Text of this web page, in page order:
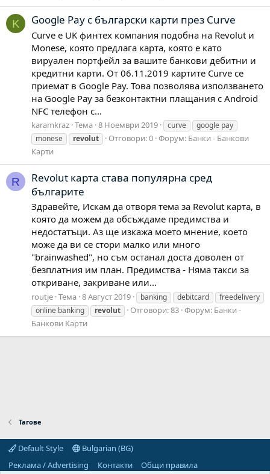
K Google Pay с български карти през Curve
Curve e UK финтех компания подобна на Revolut и
Monese, която предлага карта, която е като
вируален портфейл за вашите банкови дебитни и
кредитни карти. От 06.11.2019 картите Curve се
приемат в Google Pay. Това позволява използването
на Google Pay за безконтактни плащания с Android
NFC телефон с...
karamkraz Тема 8 Ноември 2019 curve
google pay
monese
revolut Отговори: 0 Форум: Банки - Банкови
Карти
R
Revolut карта става популярна сред
българите
Здравейте, Искам да отворя тема за Revolut карта, в
която да можем да обсъждаме предимства и
недостатъци. Аз ще изкажа моето мнение, което
може да ви се стори малко или много
"brainwashed", но съм останал доста доволен от
безплатния им план. Предимства - Няма такси за
откриване, закриване или...
routje Тема 8 Август 2019 banking debitcard
freedelivery
online banking
revolut Отговори: 83 Форум: Банки -
Банкови Карти
Тагове
Default Style
Bulgarian (BG)
Реклама / Advertising
Контакти
Общи правила